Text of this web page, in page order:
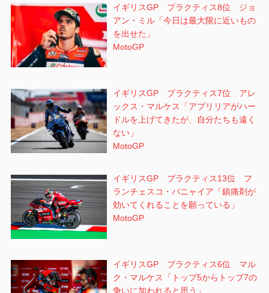
イギリスGP プラクティス8位 ジョ
アン・ミル「今日は最大限に近いもの
を出せた」
MotoGP
イギリスGP プラクティス7位 アレ
ックス・マルケス「アプリリアがハー
ドルを上げてきたが、自分たちも遠く
ない」
MotoGP
イギリスGP プラクティス13位 フ
ランチェスコ・バニャイア「鎮痛剤が
効いてくれることを願っている」
MotoGP
イギリスGP プラクティス6位 マル
ク・マルケス「トップ5からトップ7の
争いに加われると思う」